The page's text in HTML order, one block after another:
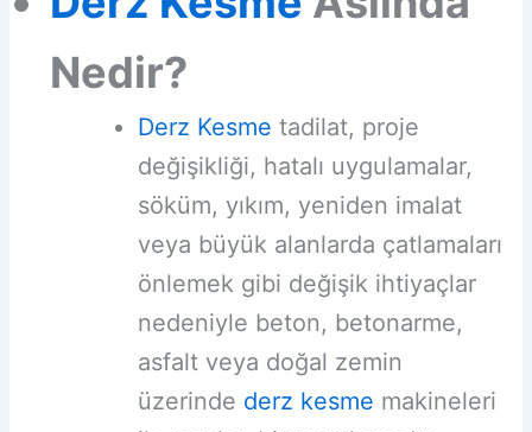
Nedir?
Derz Kesme tadilat, proje
değişikliği, hatalı uygulamalar,
söküm, yıkım, yeniden imalat
veya büyük alanlarda çatlamaları
önlemek gibi değişik ihtiyaçlar
nedeniyle beton, betonarme,
asfalt veya doğal zemin
üzerinde derz kesme makineleri